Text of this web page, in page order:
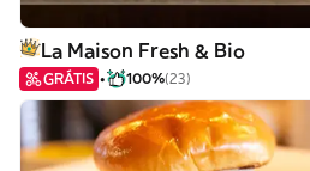
La Maison Fresh & Bio
GRÁTIS 100%(23)